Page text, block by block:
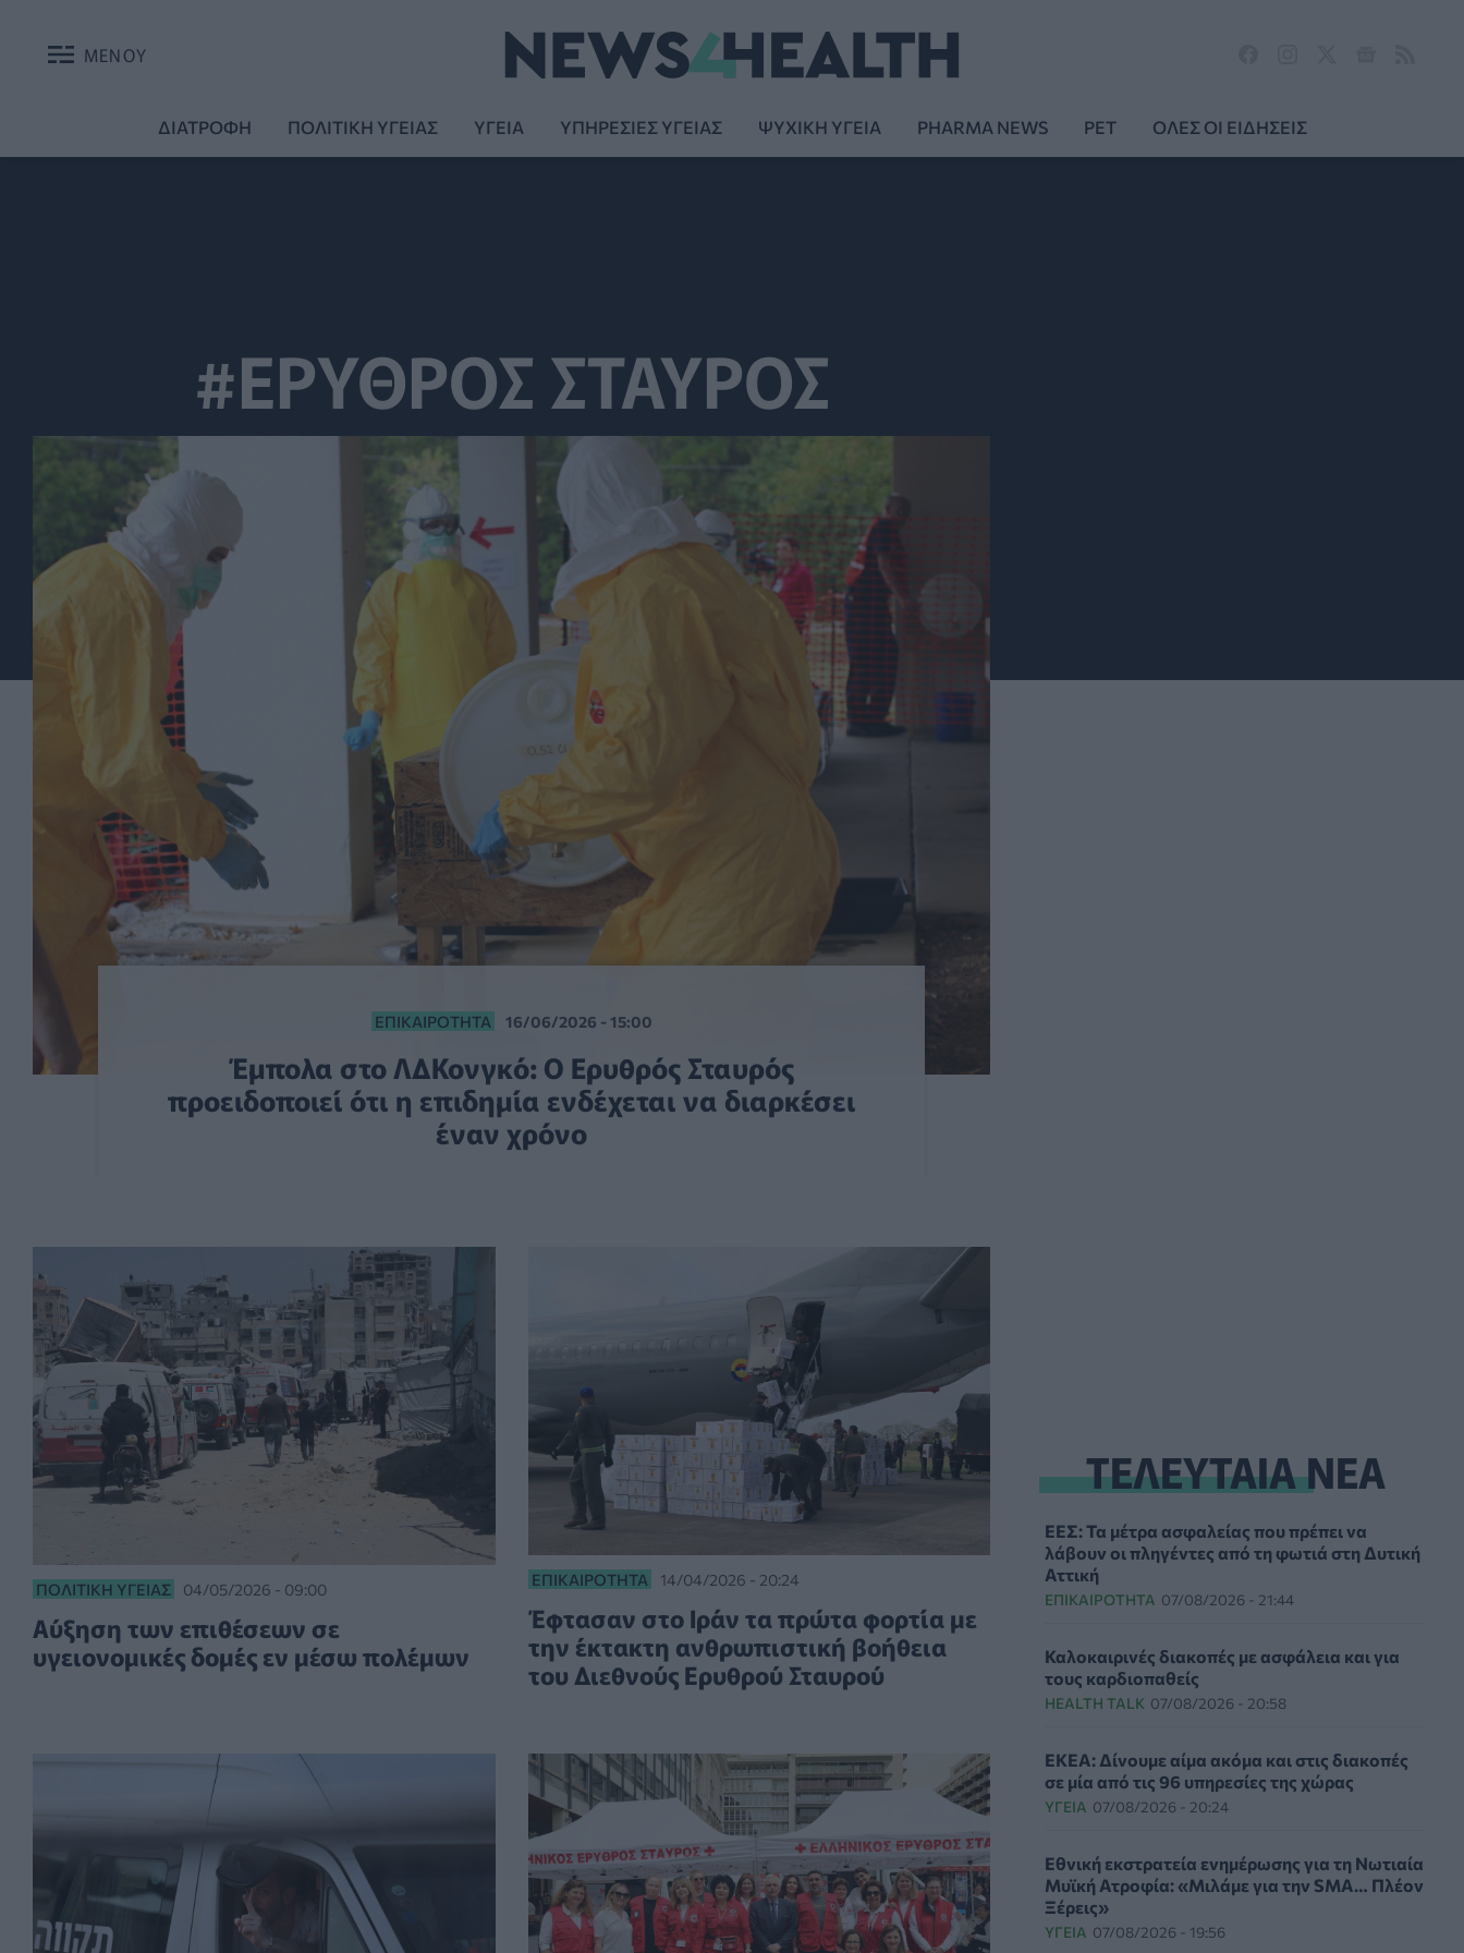
ΜΕΝΟΥ
ΔΙΑΤΡΟΦΗ ΠΟΛΙΤΙΚΗ ΥΓΕΙΑΣ ΥΓΕΙΑ ΥΠΗΡΕΣΙΕΣ ΥΓΕΙΑΣ ΨΥΧΙΚΗ ΥΓΕΙΑ PHARMA NEWS PET ΟΛΕΣ ΟΙ ΕΙΔΗΣΕΙΣ
#ΕΡΥΘΡΟΣ ΣΤΑΥΡΟΣ
ΕΠΙΚΑΙΡΌΤΗΤΑ 16/06/2026 - 15:00
Έμπολα στο ΛΔΚονγκό: Ο Ερυθρός Σταυρός
προειδοποιεί ότι η επιδημία ενδέχεται να διαρκέσει
έναν χρόνο
ΠΟΛΙΤΙΚΉ ΥΓΕΊΑΣ 04/05/2026 - 09:00
Αύξηση των επιθέσεων σε
υγειονομικές δομές εν μέσω πολέμων
ΕΠΙΚΑΙΡΌΤΗΤΑ 14/04/2026 - 20:24
Έφτασαν στο Ιράν τα πρώτα φορτία με
την έκτακτη ανθρωπιστική βοήθεια
του Διεθνούς Ερυθρού Σταυρού
ΤΕΛΕΥΤΑΙΑ ΝΕΑ
ΕΕΣ: Τα μέτρα ασφαλείας που πρέπει να
λάβουν οι πληγέντες από τη φωτιά στη Δυτική
Αττική
ΕΠΙΚΑΙΡΌΤΗΤΑ 07/08/2026 - 21:44
Καλοκαιρινές διακοπές με ασφάλεια και για
τους καρδιοπαθείς
HEALTH TALK 07/08/2026 - 20:58
ΕΚΕΑ: Δίνουμε αίμα ακόμα και στις διακοπές
σε μία από τις 96 υπηρεσίες της χώρας
ΥΓΕΊΑ 07/08/2026 - 20:24
Εθνική εκστρατεία ενημέρωσης για τη Νωτιαία
Μυϊκή Ατροφία: «Μιλάμε για την SMA… Πλέον
Ξέρεις»
ΥΓΕΊΑ 07/08/2026 - 19:56